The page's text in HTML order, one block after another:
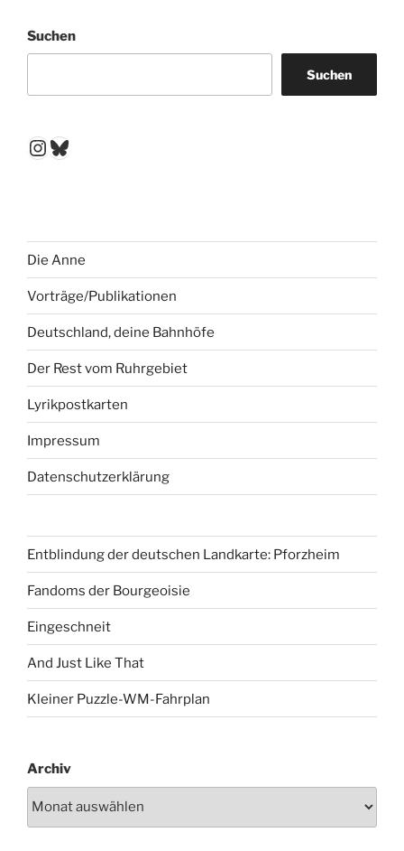
Suchen
Suchen
Instagram
Bluesky
Die Anne
Vorträge/Publikationen
Deutschland, deine Bahnhöfe
Der Rest vom Ruhrgebiet
Lyrikpostkarten
Impressum
Datenschutzerklärung
Entblindung der deutschen Landkarte: Pforzheim
Fandoms der Bourgeoisie
Eingeschneit
And Just Like That
Kleiner Puzzle-WM-Fahrplan
Archiv